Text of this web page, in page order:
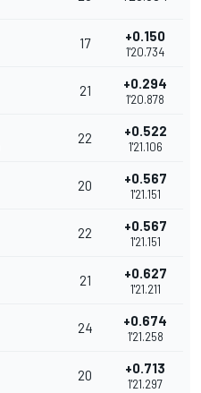
17 +0.150
1'20.734
21 +0.294
1'20.878
22 +0.522
1'21.106
20 +0.567
1'21.151
22 +0.567
1'21.151
21 +0.627
1'21.211
24 +0.674
1'21.258
20 +0.713
1'21.297